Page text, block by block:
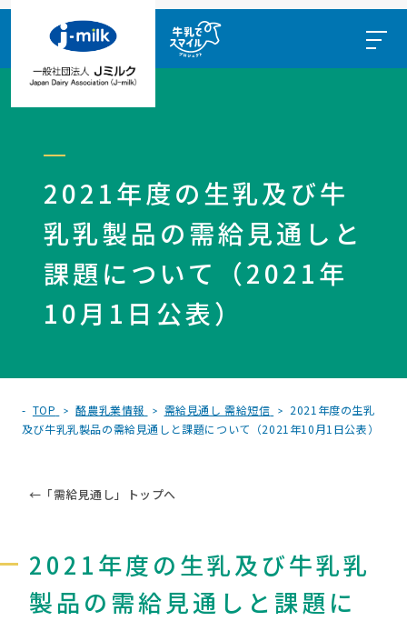
2021年度の生乳及び牛
乳乳製品の需給見通しと
課題について（2021年
10月1日公表）
TOP 酪農乳業情報 需給見通し 需給短信
2021年度の生乳
及び牛乳乳製品の需給見通しと課題について（2021年10月1日公表）
← 「需給見通し」トップへ
2021年度の生乳及び牛乳乳
製品の需給見通しと課題に